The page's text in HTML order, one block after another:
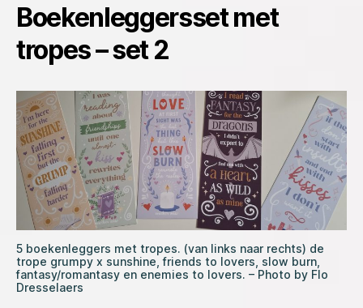
Boekenleggersset met
tropes – set 2
5 boekenleggers met tropes. (van links naar rechts) de
trope grumpy x sunshine, friends to lovers, slow burn,
fantasy/romantasy en enemies to lovers. – Photo by Flo
Dresselaers